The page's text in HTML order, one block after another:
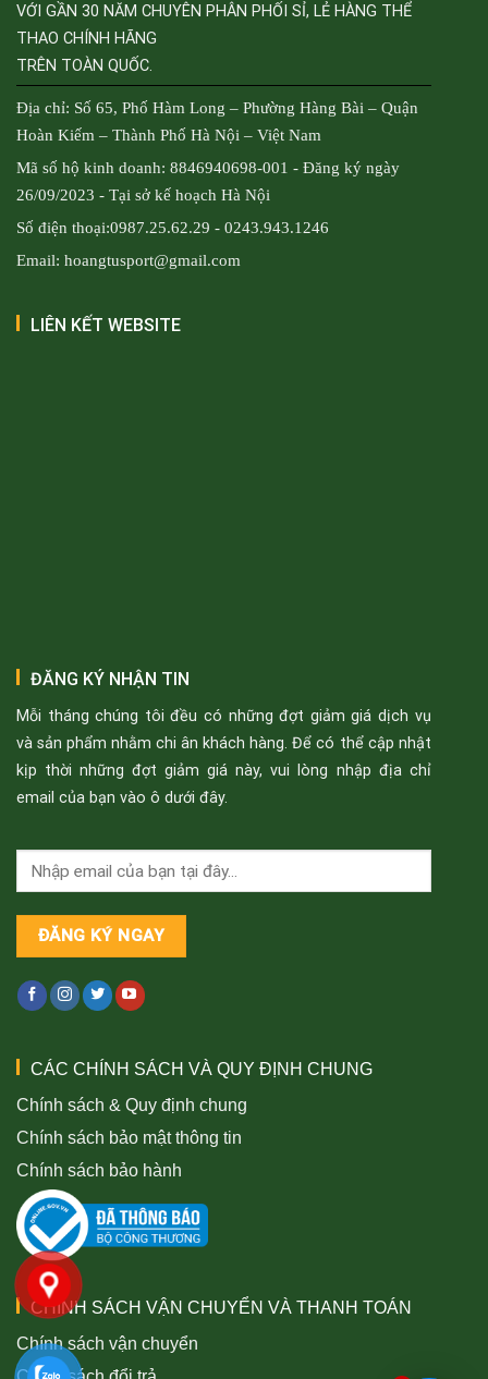
VỚI GẦN 30 NĂM CHUYÊN PHÂN PHỐI SỈ, LẺ HÀNG THỂ
THAO CHÍNH HÃNG
TRÊN TOÀN QUỐC.
Địa chỉ: Số 65, Phố Hàm Long – Phường Hàng Bài – Quận
Hoàn Kiếm – Thành Phố Hà Nội – Việt Nam
Mã số hộ kinh doanh: 8846940698-001 - Đăng ký ngày
26/09/2023 - Tại sở kế hoạch Hà Nội
Số điện thoại:0987.25.62.29 - 0243.943.1246
Email: hoangtusport@gmail.com
LIÊN KẾT WEBSITE
ĐĂNG KÝ NHẬN TIN
Mỗi tháng chúng tôi đều có những đợt giảm giá dịch vụ
và sản phẩm nhằm chi ân khách hàng. Để có thể cập nhật
kịp thời những đợt giảm giá này, vui lòng nhập địa chỉ
email của bạn vào ô dưới đây.
CÁC CHÍNH SÁCH VÀ QUY ĐỊNH CHUNG
Chính sách & Quy định chung
Chính sách bảo mật thông tin
Chính sách bảo hành
CHÍNH SÁCH VẬN CHUYỂN VÀ THANH TOÁN
Chính sách vận chuyển